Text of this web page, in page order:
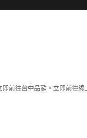
前往台中品歐。立即前往